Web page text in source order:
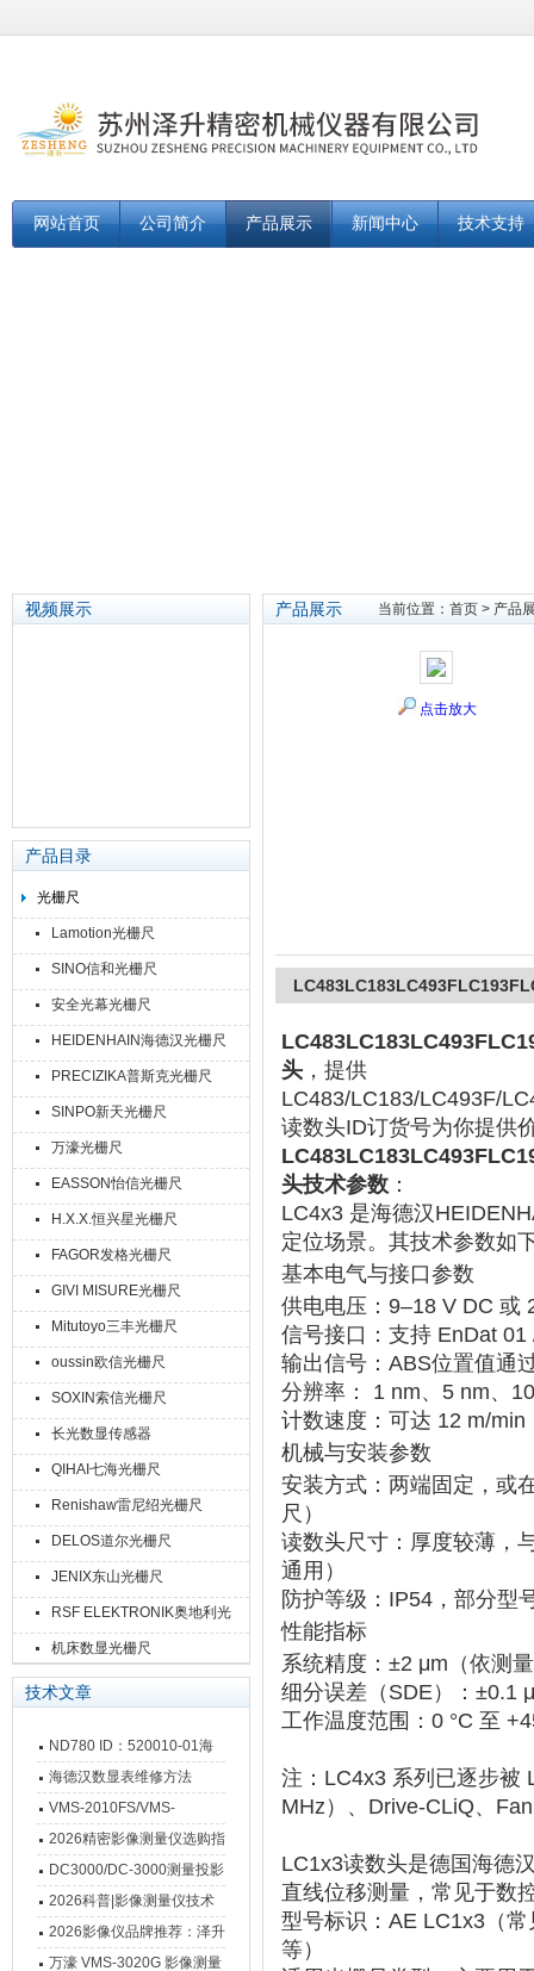
网站首页 公司简介 产品展示 新闻中心 技术支持
视频展示
产品目录
光栅尺
Lamotion光栅尺
SINO信和光栅尺
安全光幕光栅尺
HEIDENHAIN海德汉光栅尺
PRECIZIKA普斯克光栅尺
SINPO新天光栅尺
万濠光栅尺
EASSON怡信光栅尺
H.X.X.恒兴星光栅尺
FAGOR发格光栅尺
GIVI MISURE光栅尺
Mitutoyo三丰光栅尺
oussin欧信光栅尺
SOXIN索信光栅尺
长光数显传感器
QIHAI七海光栅尺
Renishaw雷尼绍光栅尺
DELOS道尔光栅尺
JENIX东山光栅尺
RSF ELEKTRONIK奥地利光
栅尺
机床数显光栅尺
技术文章
ND780 ID：520010-01海
德汉数显表故障维修内容
海德汉数显表维修方法
VMS-2010FS/VMS-
3020FS/VMS-4030FS手动
影像测量仪技术参数
2026精密影像测量仪选购指
南 靠谱品牌一站式选型推荐
DC3000/DC-3000测量投影
仪万濠数据处理器数显表故
障维修方法
2026科普|影像测量仪技术
原理、分类及选型应用
2026影像仪品牌推荐：泽升
影像测量仪选型指南
万濠 VMS-3020G 影像测量
产品展示 当前位置： 首页 > 产品
点击放大
头 ，提供
LC483/LC183/LC493F/
读数头ID订货号为你提供
头技术参数 ：
LC4x3 是海德汉
定位场景。其技术参数如
基本电气与接口参数
供电电压 ：9–18 V DC
信号接口 ‌：支持 ‌ EnDat 01
输出信号 ：ABS位置值通
分辨率 ‌： ‌ 1 nm、5 nm、
计数速度 ‌：可达 ‌ 12 m/min
机械与安装参数
安装方式 ：两端固定，或
尺）‌‌
读数头尺寸 ：厚度较薄，
通用）‌‌
防护等级 ：IP54，部分型
性能指标
系统精度 ：±2 μm（依测
细分误差（SDE）
：±0.1
工作温度范围 ：0 °C 至
注：LC4x3 系列已逐步被 ‌
MHz） ‌、‌ Drive-CLiQ‌、‌
LC1x3读数头是德国海德
直线位移测量，常见于数
型号标识 ：AE LC1x3（
等）